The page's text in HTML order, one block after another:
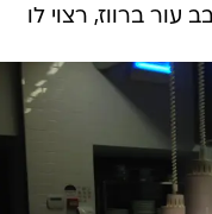
עור ברווז, רצוי לו